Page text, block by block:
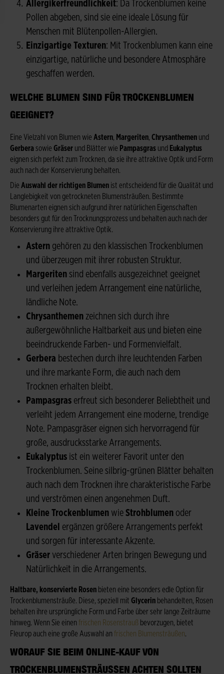
Allergikerfreundlichkeit: Da Trockenblumen keine
Pollen abgeben, sind sie eine ideale Lösung für
Menschen mit Blütenpollen-Allergien.
Einzigartige Texturen: Mit Trockenblumen kann eine
einzigartige, natürliche und besondere Atmosphäre
geschaffen werden.
WELCHE BLUMEN SIND FÜR TROCKENBLUMEN
GEEIGNET?
Eine Vielzahl von Blumen wie Astern, Margeriten, Chrysanthemen und
Gerbera sowie Gräser und Blätter wie Pampasgras und Eukalyptus
eignen sich perfekt zum Trocknen, da sie ihre attraktive Optik und Form
auch nach der Konservierung behalten.
Die Auswahl der richtigen Blumen ist entscheidend für die Qualität und
Langlebigkeit von getrockneten Blumensträußen. Bestimmte
Blumenarten eignen sich aufgrund ihrer natürlichen Eigenschaften
besonders gut für den Trocknungsprozess und behalten auch nach der
Konservierung ihre attraktive Optik.
Astern gehören zu den klassischen Trockenblumen
und überzeugen mit ihrer robusten Struktur.
Margeriten sind ebenfalls ausgezeichnet geeignet
und verleihen jedem Arrangement eine natürliche,
ländliche Note.
Chrysanthemen zeichnen sich durch ihre
außergewöhnliche Haltbarkeit aus und bieten eine
beeindruckende Farben- und Formenvielfalt.
Gerbera bestechen durch ihre leuchtenden Farben
und ihre markante Form, die auch nach dem
Trocknen erhalten bleibt.
Pampasgras erfreut sich besonderer Beliebtheit und
verleiht jedem Arrangement eine moderne, trendige
Note. Pampasgräser eignen sich hervorragend für
große, ausdrucksstarke Arrangements.
Eukalyptus ist ein weiterer Favorit unter den
Trockenblumen. Seine silbrig-grünen Blätter behalten
auch nach dem Trocknen ihre charakteristische Farbe
und verströmen einen angenehmen Duft.
Kleine Trockenblumen wie Strohblumen oder
Lavendel ergänzen größere Arrangements perfekt
und sorgen für interessante Akzente.
Gräser verschiedener Arten bringen Bewegung und
Natürlichkeit in die Arrangements.
Haltbare, konservierte Rosen bieten eine besonders edle Option für
Trockenblumensträuße. Diese, speziell mit Glycerin behandelten, Rosen
behalten ihre ursprüngliche Form und Farbe über sehr lange Zeiträume
hinweg. Wenn Sie einen frischen Rosenstrauß bevorzugen, bietet
Fleurop auch eine große Auswahl an frischen Blumensträußen.
WORAUF SIE BEIM ONLINE-KAUF VON
TROCKENBLUMENSTRÄUSSEN ACHTEN SOLLTEN